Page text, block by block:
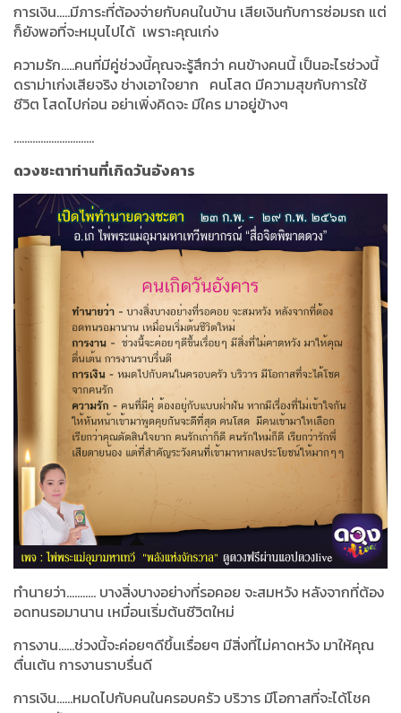
การเงิน.....มีภาระที่ต้องจ่ายกับคนในบ้าน เสียเงินกับการซ่อมรถ แต่
ก็ยังพอที่จะหมุนไปได้ เพราะคุณเก่ง
ความรัก.....คนที่มีคู่ช่วงนี้คุณจะรู้สึกว่า คนข้างคนนี้ เป็นอะไรช่วงนี้
ดราม่าเก่งเสียจริง ช่างเอาใจยาก คนโสด มีความสุขกับการใช้
ชีวิต โสดไปก่อน อย่าเพิ่งคิดจะ มีใคร มาอยู่ข้างๆ
..............................
ดวงชะตาท่านที่เกิดวันอังคาร
ทำนายว่า........... บางสิ่งบางอย่างที่รอคอย จะสมหวัง หลังจากที่ต้อง
อดทนรอมานาน เหมื่อนเริ่มต้นชีวิตใหม่
การงาน......ช่วงนี้จะค่อยๆดีขึ้นเรื่อยๆ มีสิ่งที่ไม่คาดหวัง มาให้คุณ
ตื่นเต้น การงานราบรื่นดี
การเงิน......หมดไปกับคนในครอบครัว บริวาร มีโอกาสที่จะได้โชค